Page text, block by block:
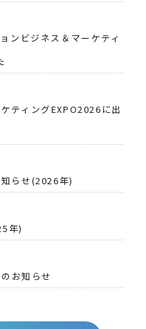
ンビジネス＆マーケティ
ティングEXPO2026に出
らせ(2026年)
年)
お知らせ